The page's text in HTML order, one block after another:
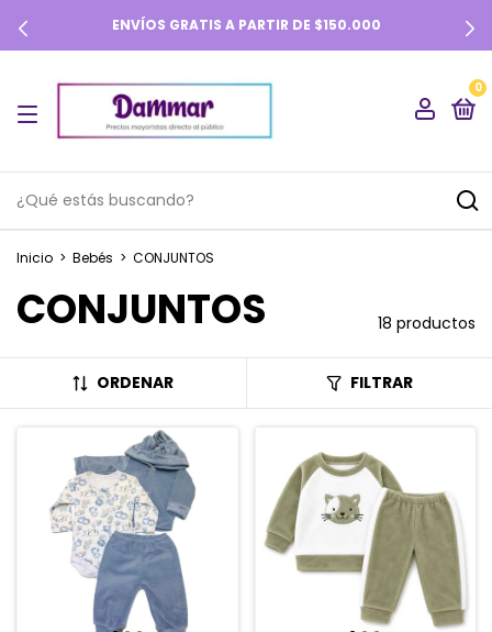
ENVÍOS GRATIS A PARTIR DE $150.000
0
Inicio > Bebés > CONJUNTOS
CONJUNTOS 18 productos
ORDENAR FILTRAR